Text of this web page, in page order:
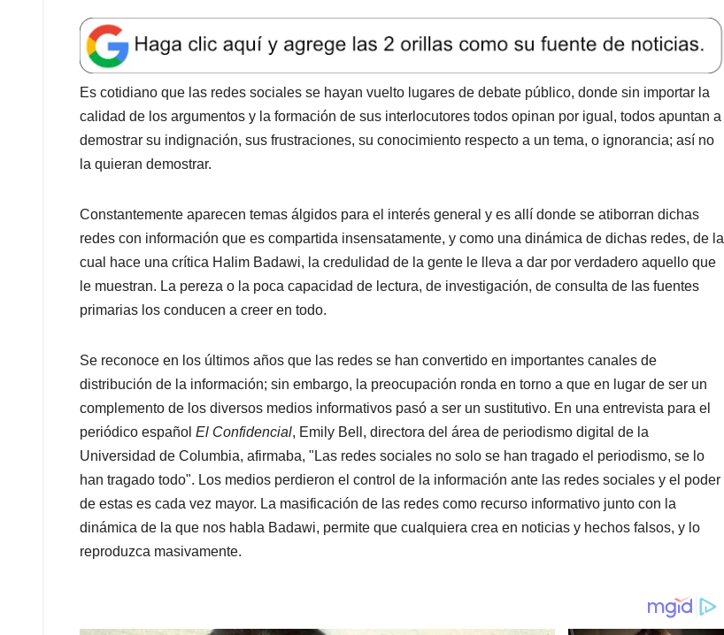
a
t
s
A
p
p
e
b
o
o
k
k
e
d
I
n
l
e
a
d
s
Es cotidiano que las redes sociales se hayan vuelto lugares de debate público, donde sin importar la
calidad de los argumentos y la formación de sus interlocutores todos opinan por igual, todos apuntan a
demostrar su indignación, sus frustraciones, su conocimiento respecto a un tema, o ignorancia; así no
la quieran demostrar.
Constantemente aparecen temas álgidos para el interés general y es allí donde se atiborran dichas
redes con información que es compartida insensatamente, y como una dinámica de dichas redes, de la
cual hace una crítica Halim Badawi, la credulidad de la gente le lleva a dar por verdadero aquello que
le muestran. La pereza o la poca capacidad de lectura, de investigación, de consulta de las fuentes
primarias los conducen a creer en todo.
Se reconoce en los últimos años que las redes se han convertido en importantes canales de
distribución de la información; sin embargo, la preocupación ronda en torno a que en lugar de ser un
complemento de los diversos medios informativos pasó a ser un sustitutivo. En una entrevista para el
periódico español El Confidencial, Emily Bell, directora del área de periodismo digital de la
Universidad de Columbia, afirmaba, "Las redes sociales no solo se han tragado el periodismo, se lo
han tragado todo". Los medios perdieron el control de la información ante las redes sociales y el poder
de estas es cada vez mayor. La masificación de las redes como recurso informativo junto con la
dinámica de la que nos habla Badawi, permite que cualquiera crea en noticias y hechos falsos, y lo
reproduzca masivamente.